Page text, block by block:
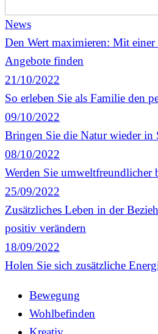
News
Den Wert maximieren: Mit einer
Angebote finden
21/10/2022
So erleben Sie als Familie den
09/10/2022
Bringen Sie die Natur wieder in
08/10/2022
Werden Sie umweltfreundlicher
25/09/2022
Zusätzliches Leben in der
positiv verändern
18/09/2022
Holen Sie sich zusätzliche
Bewegung
Wohlbefinden